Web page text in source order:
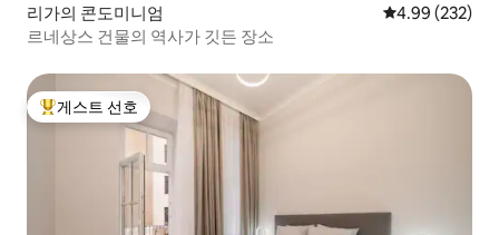
리가의 콘도미니엄 평점 4.99점(5
4.99 (232)
르네상스 건물의 역사가 깃든 장소
상위 게스트 선호
게스트 선호